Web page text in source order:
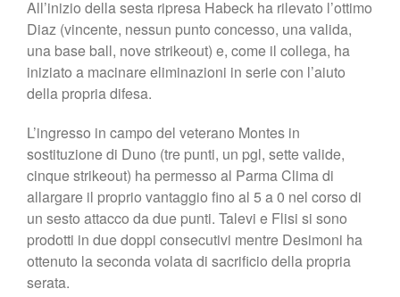
All’inizio della sesta ripresa Habeck ha rilevato l’ottimo
Diaz (vincente, nessun punto concesso, una valida,
una base ball, nove strikeout) e, come il collega, ha
iniziato a macinare eliminazioni in serie con l’aiuto
della propria difesa.
L’ingresso in campo del veterano Montes in
sostituzione di Duno (tre punti, un pgl, sette valide,
cinque strikeout) ha permesso al Parma Clima di
allargare il proprio vantaggio fino al 5 a 0 nel corso di
un sesto attacco da due punti. Talevi e Flisi si sono
prodotti in due doppi consecutivi mentre Desimoni ha
ottenuto la seconda volata di sacrificio della propria
serata.